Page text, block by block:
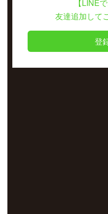
【LINE
友達追加して
登